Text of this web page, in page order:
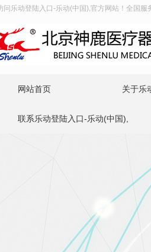
问乐动登陆入口-乐动(中国),官方网站！全国
网站首页 关于乐
联系乐动登陆入口-乐动(中国),